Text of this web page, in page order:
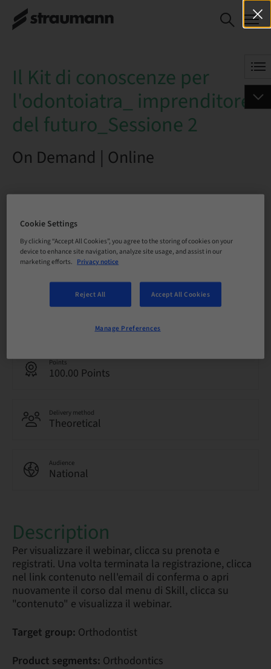
Il Kit di conoscenze per
l'odontoiatra_ imprenditore del
BOOK NOW
Il Kit di conoscenze per
l'odontoiatra_ imprenditore
del futuro_Sessione 2
On Demand | Online
bookable
Registration deadline
Points
100.00 Points
Delivery method
Theoretical
Audience
National
Description
Per visualizzare il webinar, clicca su prenota e
registrati. Una volta terminata la registrazione, clicca
nel link contenuto nell'email di conferma o apri
nuovamente il corso dal menu di Skill, clicca su
"contenuto" e visualizza il webinar.
Target group: Orthodontist
Product segments: Orthodontics
Cookie Settings
By clicking “Accept All Cookies”, you agree to the storing of cookies on your
device to enhance site navigation, analyze site usage, and assist in our
marketing efforts. Privacy notice
Reject All Accept All Cookies
Manage Preferences